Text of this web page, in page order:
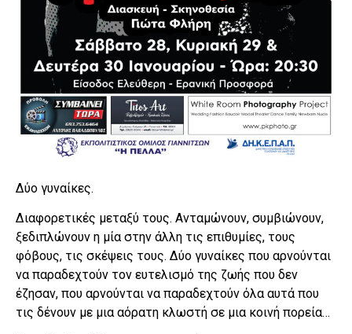
Δύο γυναίκες.
Διαφορετικές μεταξύ τους. Ανταμώνουν, συμβιώνουν,
ξεδιπλώνουν η μία στην άλλη τις επιθυμίες, τους
φόβους, τις σκέψεις τους. Δύο γυναίκες που αρνούνται
να παραδεχτούν τον ευτελισμό της ζωής που δεν
έζησαν, που αρνούνται να παραδεχτούν όλα αυτά που
τις δένουν με μια αόρατη κλωστή σε μια κοινή πορεία…